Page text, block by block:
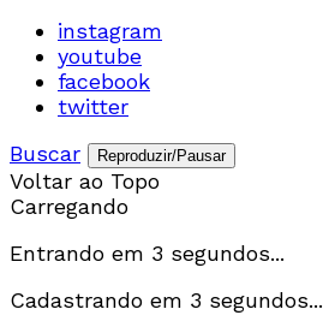
instagram
youtube
facebook
twitter
Buscar
Reproduzir/Pausar
Voltar ao Topo
Carregando
Entrando em 3 segundos...
Cadastrando em 3 segundos...